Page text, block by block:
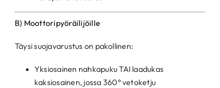
B) Moottoripyöräilijöille
Täysi suojavarustus on pakollinen:
Yksiosainen nahkapuku TAI laadukas
kaksiosainen, jossa 360° vetoketju